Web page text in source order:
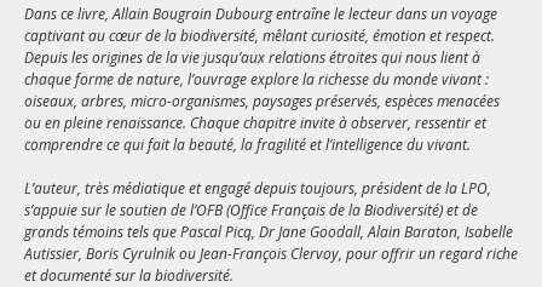
Dans ce livre, Allain Bougrain Dubourg entraîne le lecteur dans un voyage
captivant au cœur de la biodiversité, mêlant curiosité, émotion et respect.
Depuis les origines de la vie jusqu’aux relations étroites qui nous lient à
chaque forme de nature, l’ouvrage explore la richesse du monde vivant :
oiseaux, arbres, micro-organismes, paysages préservés, espèces menacées
ou en pleine renaissance. Chaque chapitre invite à observer, ressentir et
comprendre ce qui fait la beauté, la fragilité et l’intelligence du vivant.
L’auteur, très médiatique et engagé depuis toujours, président de la LPO,
s’appuie sur le soutien de l’OFB (Office Français de la Biodiversité) et de
grands témoins tels que Pascal Picq, Dr Jane Goodall, Alain Baraton, Isabelle
Autissier, Boris Cyrulnik ou Jean-François Clervoy, pour offrir un regard riche
et documenté sur la biodiversité.